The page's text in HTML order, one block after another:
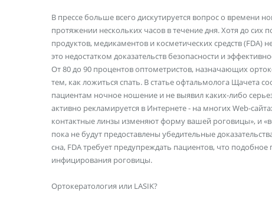
В прессе больше всего дискутируется вопрос о времени
протяжении нескольких часов в течение дня. Хотя до
продуктов, медикаментов и косметических средств
это недостатком доказательств безопасности и
От 80 до 90 процентов оптометристов, назначающих
тем, как ложиться спать. В статье офтальмолога Щачета
пациентам ночное ношение и не выявил каких-либо
активно рекламируется в Интернете - на многих Web-
контактные линзы изменяют форму вашей роговицы», и
пока не будут предоставлены убедительные
сна, FDA требует предупреждать пациентов, что
инфицирования роговицы.
Ортокератология или LASIK?